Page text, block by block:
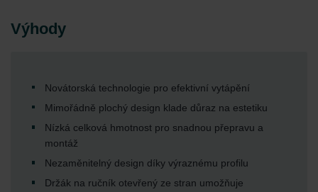
Výhody
Novátorská technologie pro efektivní vytápění
Mimořádně plochý design klade důraz na estetiku
Nízká celková hmotnost pro snadnou přepravu a
montáž
Nezaměnitelný design díky výraznému profilu
Držák na ručník otevřený ze stran umožňuje